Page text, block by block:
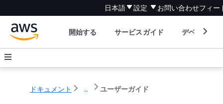
日本語 設定 お問い合わせフィー
開始する サービスガイド デベロッパ
ドキュメント ... ユーザーガイド